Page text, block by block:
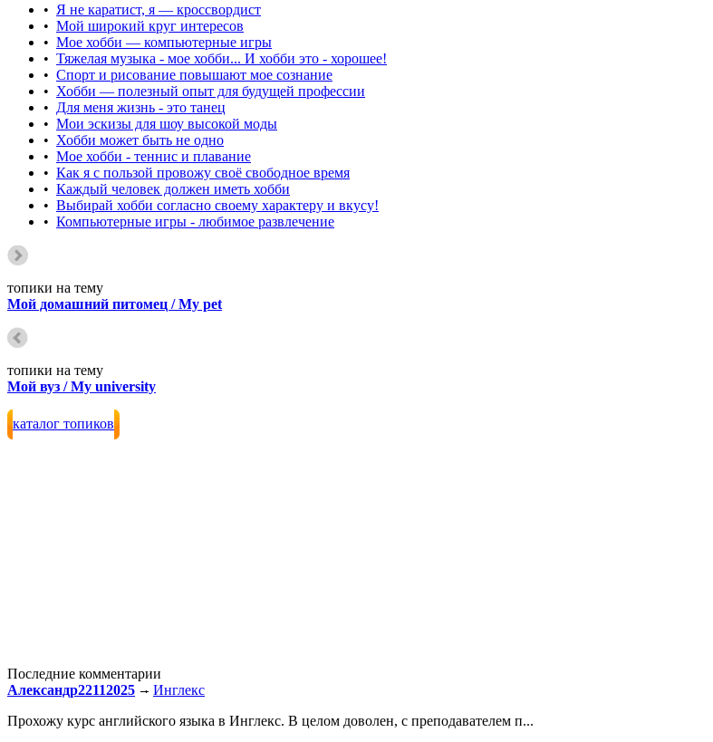
• Я не каратист, я — кроссвордист
• Мой широкий круг интересов
• Мое хобби — компьютерные игры
• Тяжелая музыка - мое хобби... И хобби это - хорошее!
• Спорт и рисование повышают мое сознание
• Хобби — полезный опыт для будущей профессии
• Для меня жизнь - это танец
• Мои эскизы для шоу высокой моды
• Хобби может быть не одно
• Мое хобби - теннис и плавание
• Как я с пользой провожу своё свободное время
• Каждый человек должен иметь хобби
• Выбирай хобби согласно своему характеру и вкусу!
• Компьютерные игры - любимое развлечение
топики на тему
Мой домашний питомец / My pet
топики на тему
Мой вуз / My university
каталог топиков
Последние комментарии
Александр22112025
Инглекс
Прохожу курс английского языка в Инглекс. В целом доволен, с преподавателем п...